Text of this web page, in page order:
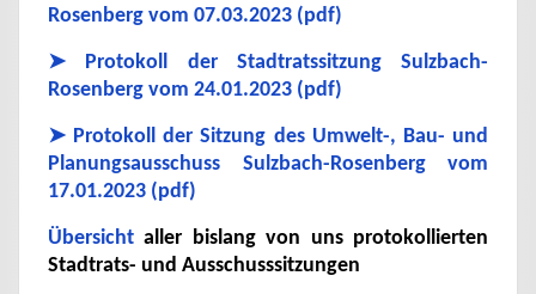
Rosenberg vom 07.03.2023 (pdf)
➤ Protokoll der Stadtratssitzung Sulzbach-
Rosenberg vom 24.01.2023 (pdf)
➤ Protokoll der Sitzung des Umwelt-, Bau- und
Planungsausschuss Sulzbach-Rosenberg vom
17.01.2023 (pdf)
Übersicht aller bislang von uns protokollierten
Stadtrats- und Ausschusssitzungen